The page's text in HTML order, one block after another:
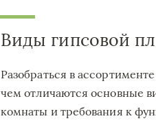
Виды гипсовой
Разобраться в
чем отличаются основные
комнаты и требования к